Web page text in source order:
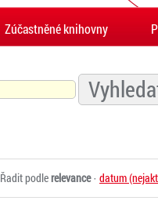
Zúčastněné knihovny
Řadit podlerelevance · datum